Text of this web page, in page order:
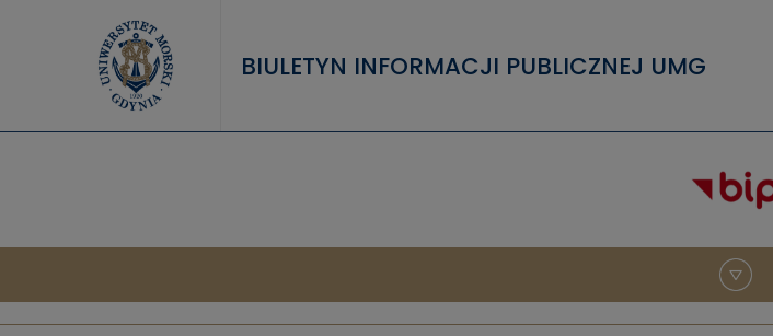
BIULETYN INFORMACJI PUBLICZNEJ UMG